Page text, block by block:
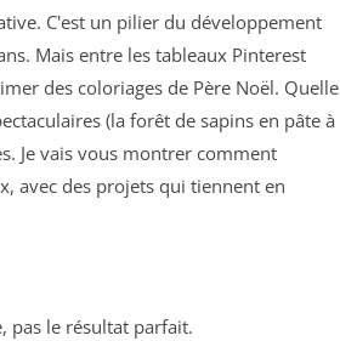
C'est un pilier du développement
Mais entre les tableaux Pinterest
des coloriages de Père Noël. Quelle
(la forêt de sapins en pâte à
Je vais vous montrer comment
avec des projets qui tiennent en
pas le résultat parfait.